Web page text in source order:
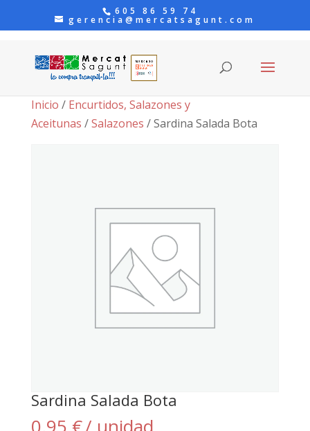
605 86 59 74
gerencia@mercatsagunt.com
Inicio / Encurtidos, Salazones y
Aceitunas /Salazones / Sardina Salada Bota
Sardina Salada Bota